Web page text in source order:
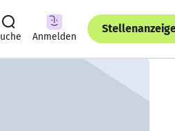
Anmelden